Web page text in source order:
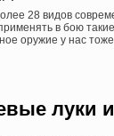
28 видов
в бою
оружие у нас
луки